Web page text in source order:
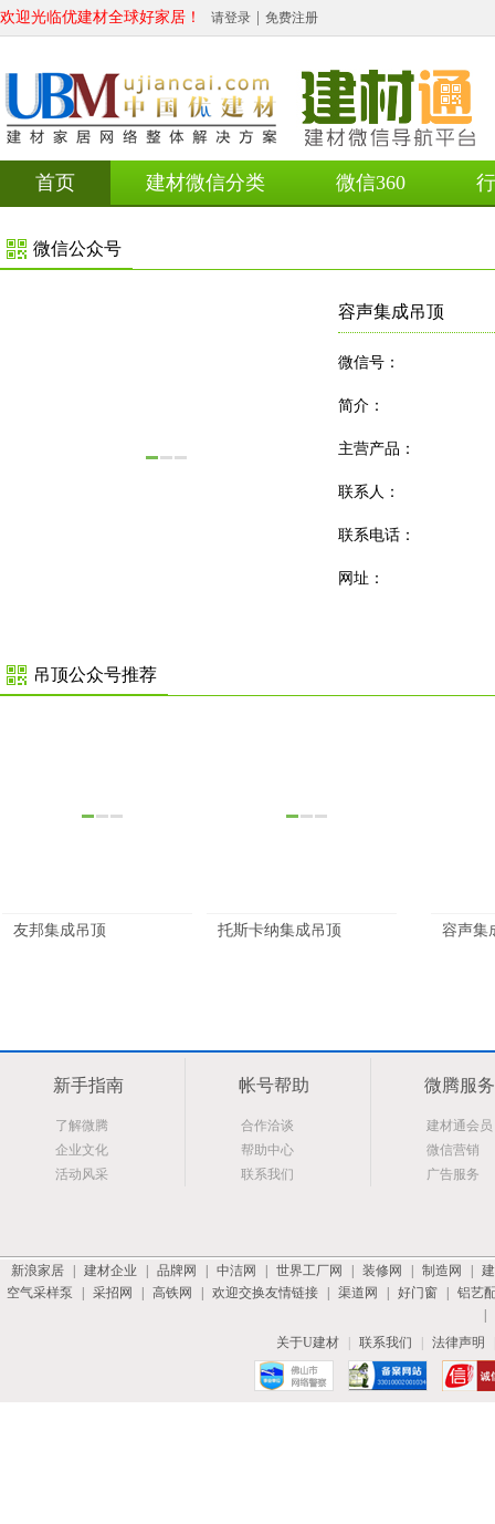
欢迎光临优建材全球好家居！ 请登录 免费注册
首页 建材微信分类 微信360
微信公众号
容声集成吊顶
微信号：
简介：
主营产品：
联系人：
联系电话：
网址：
吊顶公众号推荐
友邦集成吊顶 托斯卡纳集成吊顶 容声集
新手指南
了解微腾
企业文化
活动风采
帐号帮助
合作洽谈
帮助中心
联系我们
微腾服务
建材通会员
微信营销
广告服务
新浪家居 | 建材企业 | 品牌网 | 中洁网 | 世界工厂网 | 装修网 | 制造网 |
空气采样泵
| 采招网 | 高铁网 | 欢迎交换友情链接 | 渠道网 | 好门窗 | 铝艺
|
关于U建材
| 联系我们 | 法律声明